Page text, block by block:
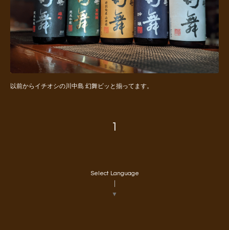
以前からイチオシの川中島 幻舞ビッと揃ってます。
1
Select Language
▼